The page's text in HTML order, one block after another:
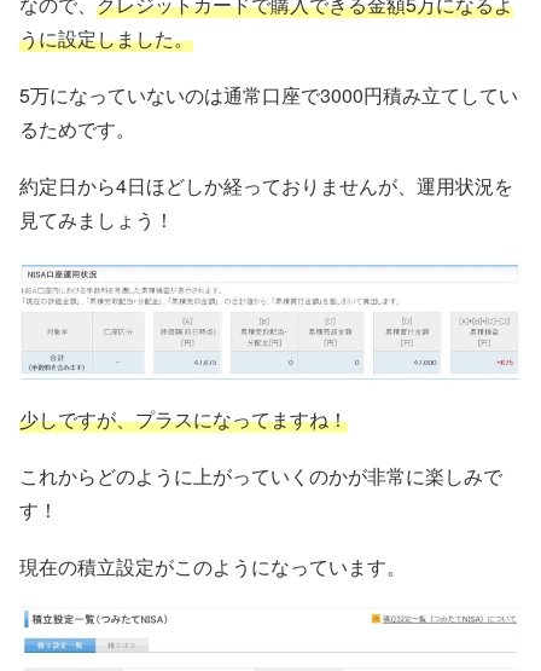
うに設定しました。
5万になっていないのは通常口座で3000円積み立てしてい
るためです。
約定日から4日ほどしか経っておりませんが、運用状況を
見てみましょう！
少しですが、プラスになってますね！
これからどのように上がっていくのかが非常に楽しみで
す！
現在の積立設定がこのようになっています。